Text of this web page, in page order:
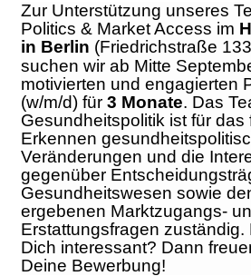
Zur Unterstützung unseres
Politics & Market Access im
in Berlin (Friedrichstraße
suchen wir ab Mitte
motivierten und engagierten
(w/m/d) für 3 Monate. Das
Gesundheitspolitik ist für das
Erkennen
Veränderungen und die
gegenüber
Gesundheitswesen sowie
ergebenen Marktzugangs-
Erstattungsfragen zuständig.
Dich interessant? Dann
Deine Bewerbung!